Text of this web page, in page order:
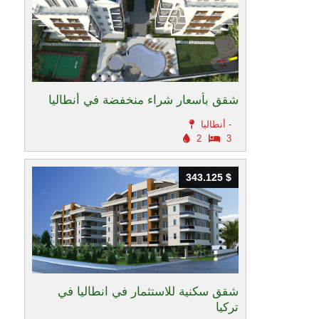
شقق بأسعار شراء منخفضة في أنطاليا
أنطاليا -
3
2
شقق سكنية للاستثمار في انطاليا في
تركيا
343.125 $
343.125 $